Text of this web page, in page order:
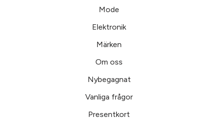
Mode
Elektronik
Märken
Om oss
Nybegagnat
Vanliga frågor
Presentkort